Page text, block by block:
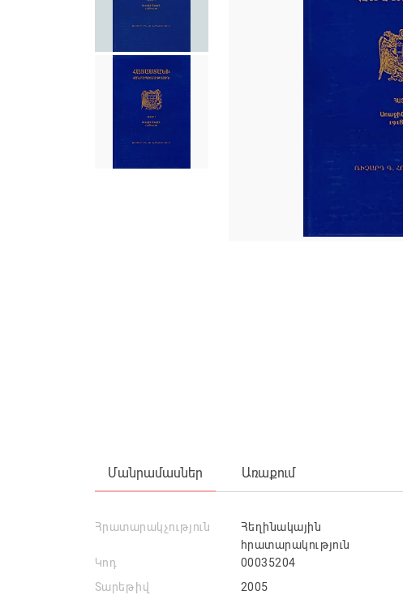
Մանրամասներ Առաքում
Հրատարակչություն
Հեղինակային
հրատարակություն
Կոդ
00035204
Տարեթիվ
2005